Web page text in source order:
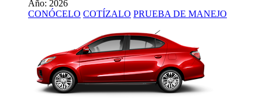
Año: 2026
CONÓCELO COTÍZALO PRUEBA DE MANEJO